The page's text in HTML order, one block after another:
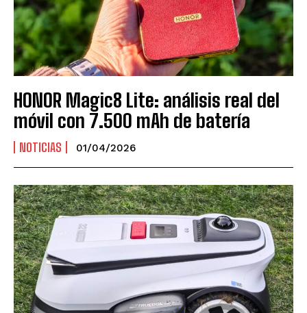
HONOR Magic8 Lite: análisis real del
móvil con 7.500 mAh de batería
NOTICIAS 01/04/2026